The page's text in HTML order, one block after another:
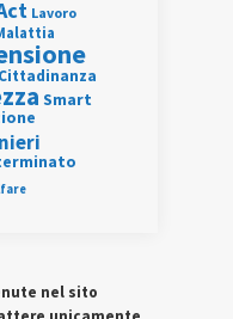
Lavoro
Smart
nel sito